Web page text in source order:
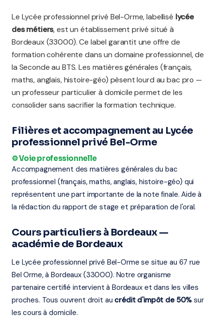
Le Lycée professionnel privé Bel-Orme, labellisé lycée
des métiers, est un établissement privé situé à
Bordeaux (33000). Ce label garantit une offre de
formation cohérente dans un domaine professionnel, de
la Seconde au BTS. Les matières générales (français,
maths, anglais, histoire-géo) pèsent lourd au bac pro —
un professeur particulier à domicile permet de les
consolider sans sacrifier la formation technique.
Filières et accompagnement au Lycée
professionnel privé Bel-Orme
⚙️ Voie professionnelle
Accompagnement des matières générales du bac
professionnel (français, maths, anglais, histoire-géo) qui
représentent une part importante de la note finale. Aide à
la rédaction du rapport de stage et préparation de l'oral.
Cours particuliers à Bordeaux —
académie de Bordeaux
Le Lycée professionnel privé Bel-Orme se situe au 67 rue
Bel Orme, à Bordeaux (33000). Notre organisme
partenaire certifié intervient à Bordeaux et dans les villes
proches. Tous ouvrent droit au crédit d'impôt de 50% sur
les cours à domicile.